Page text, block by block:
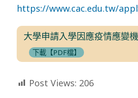
https://www.cac.edu.tw/
大學申請入學因應疫情應變機
下載【PDF檔】
Post Views: 206